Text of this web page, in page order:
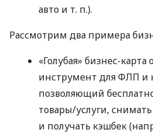
авто и т. п.).
Рассмотрим два примера
«Голубая» бизнес-
инструмент для ФЛП и
позволяющий
товары/услуги,
и получать кэшбек